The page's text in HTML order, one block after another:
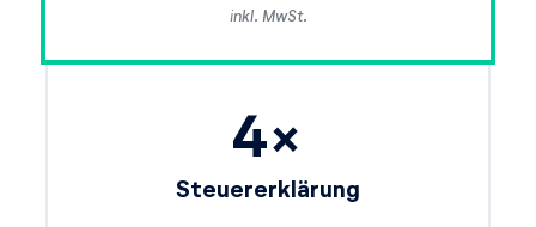
inkl. MwSt.
4×
Steuererklärung